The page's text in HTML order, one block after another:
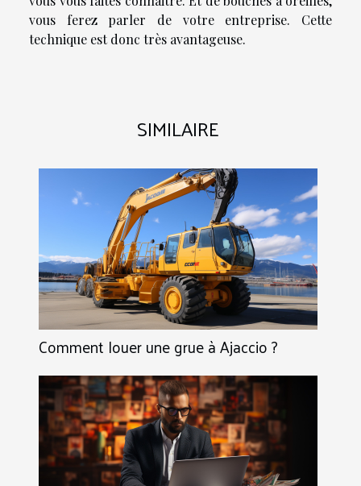
vous ferez parler de votre entreprise. Cette
technique est donc très avantageuse.
SIMILAIRE
Comment louer une grue à Ajaccio ?